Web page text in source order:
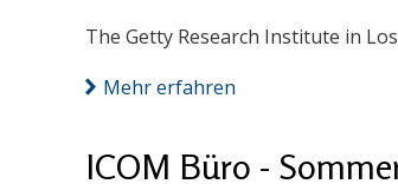
The Getty Research Institute in
Mehr erfahren
ICOM Büro -